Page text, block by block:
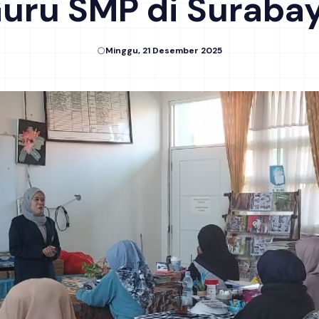
SMP di
Minggu, 21 Desember 2025